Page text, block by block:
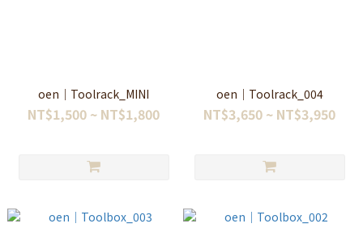
oen｜Toolrack_MINI
NT$1,500 ~ NT$1,800
oen｜Toolrack_004
NT$3,650 ~ NT$3,950